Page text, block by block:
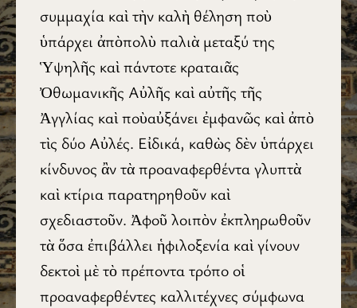
συμμαχία καὶ τὴν καλὴ θέληση ποὺ
ὑπάρχει ἀπὸπολὺ παλιὰ μεταξύ της
Ὑψηλῆς καὶ πάντοτε κραταιᾶς
Ὀθωμανικῆς Αὐλῆς καὶ αὐτῆς τῆς
Ἀγγλίας καὶ ποὺαὐξάνει ἐμφανῶς καὶ ἀπὸ
τὶς δύο Αὐλές. Εἰδικά, καθὼς δὲν ὑπάρχει
κίνδυνος ἂν τὰ προαναφερθέντα γλυπτὰ
καὶ κτίρια παρατηρηθοῦν καὶ
σχεδιαστοῦν. Ἀφοῦ λοιπὸν ἐκπληρωθοῦν
τὰ ὅσα ἐπιβάλλει ἡφιλοξενία καὶ γίνουν
δεκτοὶ μὲ τὸ πρέποντα τρόπο οἱ
προαναφερθέντες καλλιτέχνες σύμφωνα